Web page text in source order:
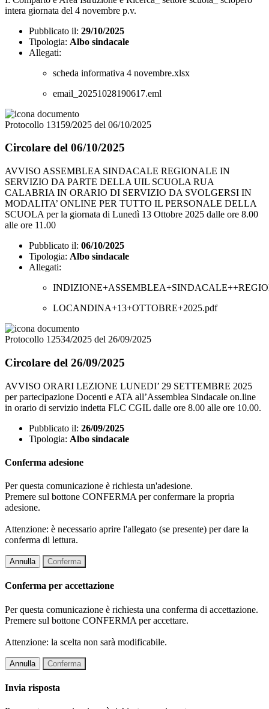
intera giornata del 4 novembre p.v.
Pubblicato il: 29/10/2025
Tipologia: Albo sindacale
Allegati:
scheda informativa 4 novembre.xlsx
email_20251028190617.eml
Protocollo 13159/2025 del 06/10/2025
Circolare del 06/10/2025
AVVISO ASSEMBLEA SINDACALE REGIONALE IN
SERVIZIO DA PARTE DELLA UIL SCUOLA RUA
CALABRIA IN ORARIO DI SERVIZIO DA SVOLGERSI IN
MODALITA’ ONLINE PER TUTTO IL PERSONALE DELLA
SCUOLA per la giornata di Lunedì 13 Ottobre 2025 dalle ore 8.00
alle ore 11.00
Pubblicato il: 06/10/2025
Tipologia: Albo sindacale
Allegati:
LOCANDINA+13+OTTOBRE+2025.pdf
Protocollo 12534/2025 del 26/09/2025
Circolare del 26/09/2025
AVVISO ORARI LEZIONE LUNEDI’ 29 SETTEMBRE 2025
per partecipazione Docenti e ATA all’Assemblea Sindacale on.line
in orario di servizio indetta FLC CGIL dalle ore 8.00 alle ore 10.00.
Pubblicato il: 26/09/2025
Tipologia: Albo sindacale
Conferma adesione
Per questa comunicazione è richiesta un'adesione.
Premere sul bottone CONFERMA per confermare la propria
adesione.
Attenzione: è necessario aprire l'allegato (se presente) per dare la
conferma di lettura.
Annulla Conferma
Conferma per accettazione
Per questa comunicazione è richiesta una conferma di accettazione.
Premere sul bottone CONFERMA per accettare.
Attenzione: la scelta non sarà modificabile.
Annulla Conferma
Invia risposta